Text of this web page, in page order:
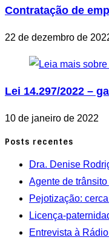
Contratação de
22 de dezembro de
Lei 14.297/2022 –
10 de janeiro de 2022
Posts recentes
Dra. Denise
Agente de
Pejotização:
Licença-
Entrevista à